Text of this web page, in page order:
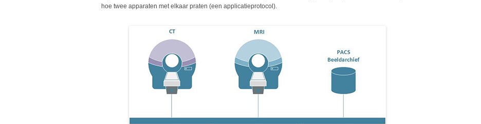
hoe twee apparaten met elkaar praten (een applicatieprotocol).